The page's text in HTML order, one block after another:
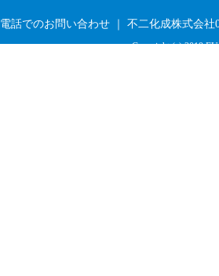
電話でのお問い合わせ ｜ 不二化成株式会社
Copyright (c) 2019